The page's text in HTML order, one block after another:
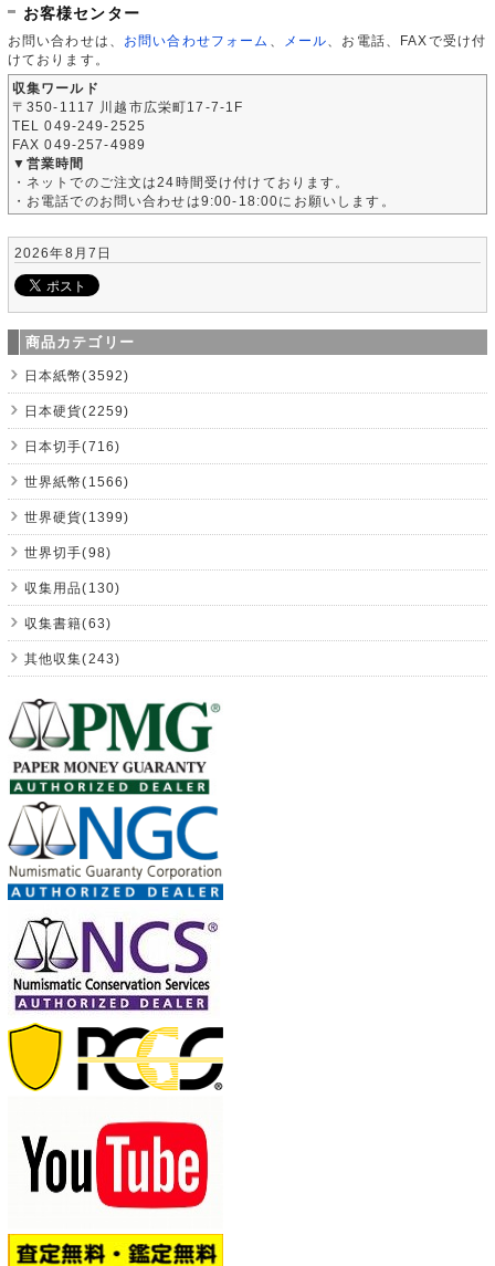
お客様センター
お問い合わせは、 お問い合わせフォーム メール 、お電話、FAXで受け付
けております。
収集ワールド
〒350-1117 川越市広栄町17-7-1F
TEL 049-249-2525
FAX 049-257-4989
▼営業時間
・ネットでのご注文は24時間受け付けております。
・お電話でのお問い合わせは9:00-18:00にお願いします。
2026年8月7日
商品カテゴリー
日本紙幣(3592)
日本硬貨(2259)
日本切手(716)
世界紙幣(1566)
世界硬貨(1399)
世界切手(98)
収集用品(130)
収集書籍(63)
其他収集(243)